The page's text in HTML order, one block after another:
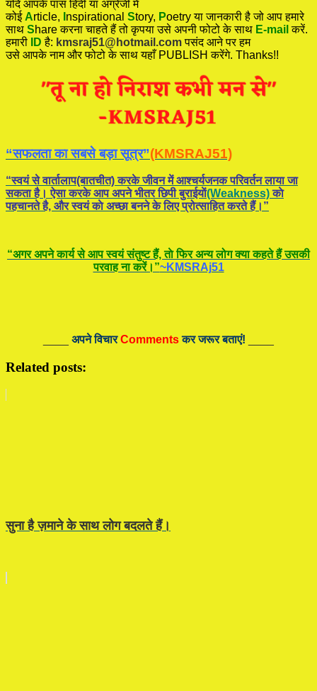
यदि आपके पास हिंदी या अंग्रेजी में
कोईArticle, nspirational Story, Poetryया जानकारी है जो आप हमारे
साथ Share करना चाहते हैं तो कृपया उसे अपनी फोटो के साथ E-mail करें.
हमारी
ID है: kmsraj51@hotmail.com पसंद आने पर हम
उसे आपके नाम और फोटो के साथ यहाँ PUBLISH करेंगे. Thanks!!
“सफलता का सबसे बड़ा सूत्र”(KMSRAJ51)
“स्वयं से वार्तालाप(बातचीत) करके जीवन में आश्चर्यजनक परिवर्तन लाया जा
सकता है। ऐसा करके आप अपने भीतर छिपी बुराईयाें(Weakness)काे
पहचानते है, और स्वयं काे अच्छा बनने के लिए प्रोत्साहित करते हैं।”
“अगर अपने कार्य से आप स्वयं संतुष्ट हैं, ताे फिर अन्य लोग क्या कहते हैं उसकी
परवाह ना करें।”~KMSRAj51
अपने विचारCommentsकर जरूर बताएं!
Related posts:
सुना है ज़माने के साथ लोग बदलते हैं।